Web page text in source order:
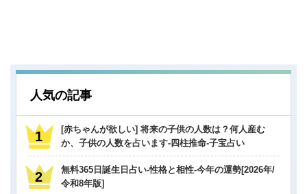
人気の記事
[赤ちゃんが欲しい] 将来の子供の人数は？何人産む
か、子供の人数を占います-四柱推命-子宝占い
無料365日誕生日占い-性格と相性-今年の運勢[2026年/
令和8年版]